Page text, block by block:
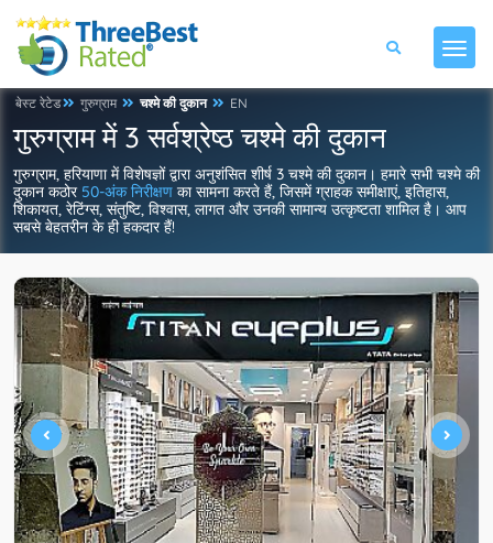
बेस्ट रेटेड गुरुग्राम चश्मे की दुकान EN
गुरुग्राम में 3 सर्वश्रेष्ठ चश्मे की दुकान
गुरुग्राम, हरियाणा में विशेषज्ञों द्वारा अनुशंसित शीर्ष 3 चश्मे की दुकान। हमारे सभी चश्मे की
दुकान कठोर 50-अंक निरीक्षण का सामना करते हैं, जिसमें ग्राहक समीक्षाएं, इतिहास,
शिकायत, रेटिंग्स, संतुष्टि, विश्वास, लागत और उनकी सामान्य उत्कृष्टता शामिल है। आप
सबसे बेहतरीन के ही हकदार हैं!